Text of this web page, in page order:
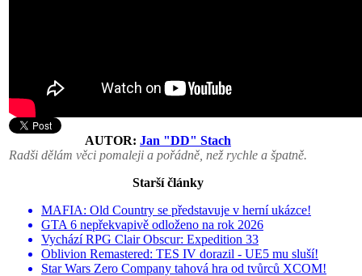
AUTOR: Jan "DD" Stach
Radši dělám věci pomaleji a pořádně, než rychle a špatně.
Starší články
MAFIA: Old Country se představuje v herní ukázce!
GTA 6 nepřekvapivě odloženo na rok 2026
Vychází RPG Clair Obscur: Expedition 33
Oblivion Remastered: TES IV dorazil - UE5 mu sluší!
Star Wars Zero Company tahová hra od tvůrců XCOM!